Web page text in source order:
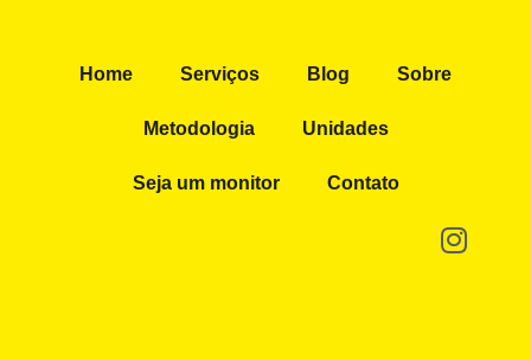
Home Serviços Blog Sobre
Metodologia Unidades
Seja um monitor Contato